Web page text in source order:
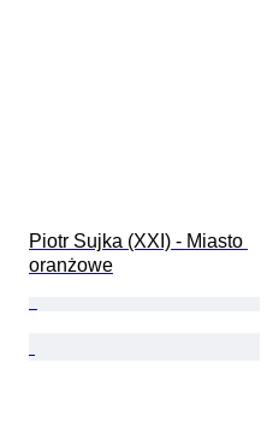
Piotr Sujka (XXI) - Miasto
oranżowe